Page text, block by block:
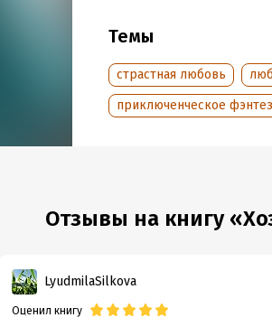
Объем:
Дата поступления:
18
Темы
страстная любовь
приключенческое
Отзывы на книгу
LyudmilaSilkova
Оценил книгу